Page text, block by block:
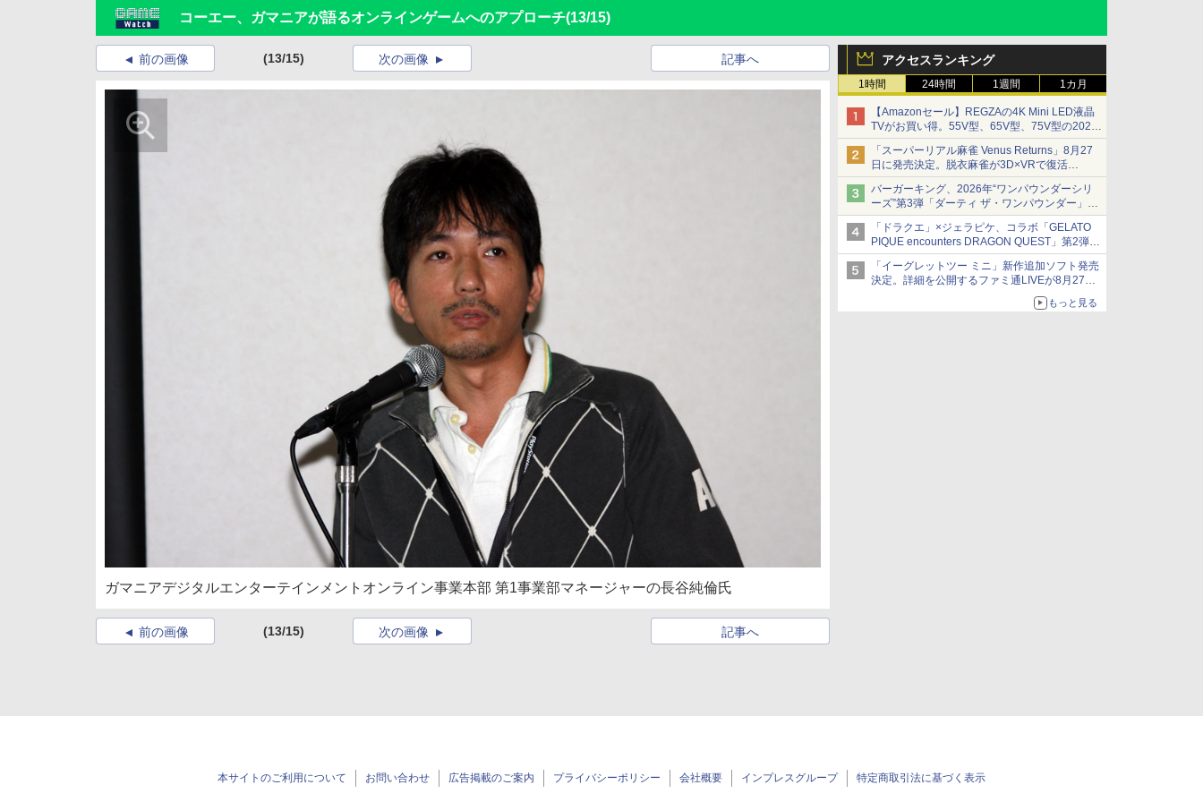
コーエー、ガマニアが語るオンラインゲームへのアプローチ(13/15)
アクセスランキング
1時間 24時間 1週間 1カ月
【Amazonセール】REGZAの4K Mini LED液晶
TVがお買い得。55V型、65V型、75V型の2026
年モデルがラインナップ
「スーパーリアル麻雀 Venus Returns」8月27
日に発売決定。脱衣麻雀が3D×VRで復活
発売から2週間は20%オフになるセールが実施
バーガーキング、2026年“ワンパウンダーシリ
ーズ”第3弾「ダーティ ザ・ワンパウンダー」を
8月7日発売
「特製ガーリックマヨソース」を使用した超大
型チーズバーガー
「ドラクエ」×ジェラピケ、コラボ「GELATO
PIQUE encounters DRAGON QUEST」第2弾が
本日発売
アイスカップに入ったスライムやわたぼう、ベ
ビーサタンなどがオリジナルアートで登場
「イーグレットツー ミニ」新作追加ソフト発売
決定。詳細を公開するファミ通LIVEが8月27日
もっと見る
前の画像 (13/15) 記事へ
次の画像
ガマニアデジタルエンターテインメントオンライン事業本部 第1事業部マネージャーの長谷純倫氏
前の画像 (13/15) 記事へ
次の画像
本サイトのご利用について お問い合わせ 広告掲載のご案内 プライバシーポリシー 会社概要 インプレスグループ 特定商取引法に基づく表示